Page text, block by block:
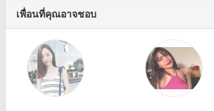
เพื่อนที่คุณอาจชอบ